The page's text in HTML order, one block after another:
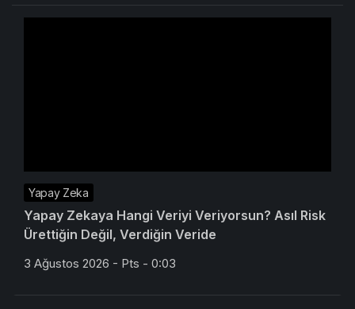
3 Ağustos 2026 - Pts - 19:33
Yapay Zeka
Yapay Zekaya Hangi Veriyi Veriyorsun? Asıl Risk
Ürettiğin Değil, Verdiğin Veride